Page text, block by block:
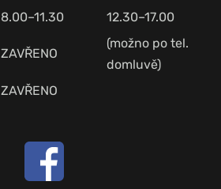
8.00–11.30 12.30–17.00
ZAVŘENO
(možno po tel.
domluvě)
ZAVŘENO